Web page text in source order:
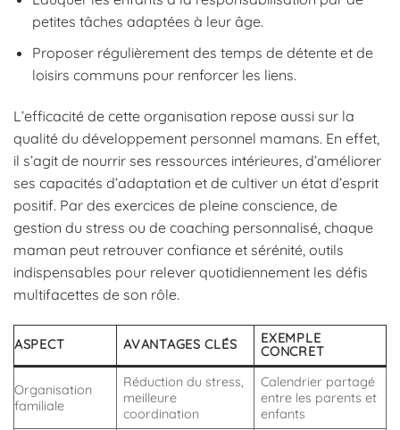
petites tâches adaptées à leur âge.
Proposer régulièrement des temps de détente et de
loisirs communs pour renforcer les liens.
L’efficacité de cette organisation repose aussi sur la
qualité du développement personnel mamans. En effet,
il s’agit de nourrir ses ressources intérieures, d’améliorer
ses capacités d’adaptation et de cultiver un état d’esprit
positif. Par des exercices de pleine conscience, de
gestion du stress ou de coaching personnalisé, chaque
maman peut retrouver confiance et sérénité, outils
indispensables pour relever quotidiennement les défis
multifacettes de son rôle.
ASPECT AVANTAGES CLÉS
EXEMPLE
CONCRET
Organisation
familiale
Réduction du stress,
meilleure
coordination
Calendrier partagé
entre les parents et
enfants